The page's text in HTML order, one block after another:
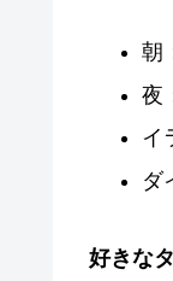
朝
夜
イ
ダ
好きな